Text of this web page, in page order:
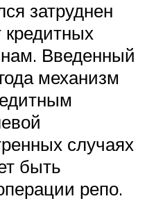
затруднен
Введенный
механизм
случаях
быть
репо.